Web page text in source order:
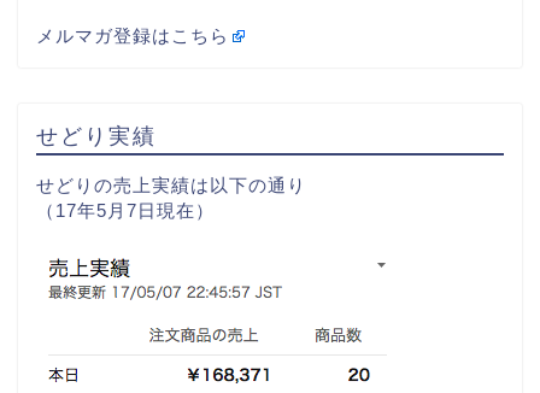
メルマガ登録はこちら
せどり実績
せどりの売上実績は以下の通り
（17年5月7日現在）